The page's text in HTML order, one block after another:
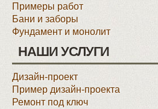
Примеры работ
Бани и заборы
Фундамент и монолит
НАШИ УСЛУГИ
Дизайн-проект
Пример дизайн-проекта
Ремонт под ключ